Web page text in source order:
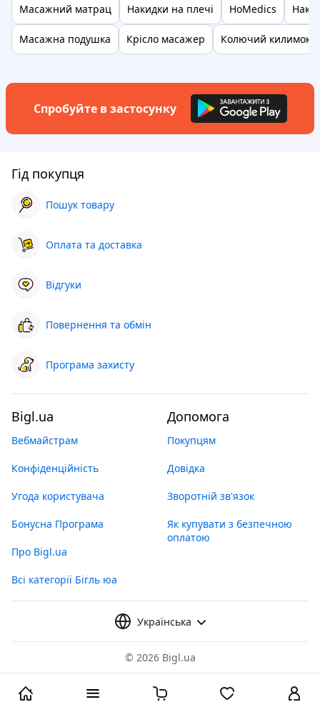
Масажний матрац Накидки на плечі HoMedics
Масажна подушка Крісло масажер Колючий килимок
Спробуйте в застосунку
Гід покупця
Пошук товару
Оплата та доставка
Відгуки
Повернення та обмін
Програма захисту
Bigl.ua
Вебмайстрам
Конфіденційність
Угода користувача
Бонусна Програма
Про Bigl.ua
Всі категорії Бігль юа
Допомога
Покупцям
Довідка
Зворотній зв'язок
Як купувати з безпечною
оплатою
Українська
© 2026 Bigl.ua